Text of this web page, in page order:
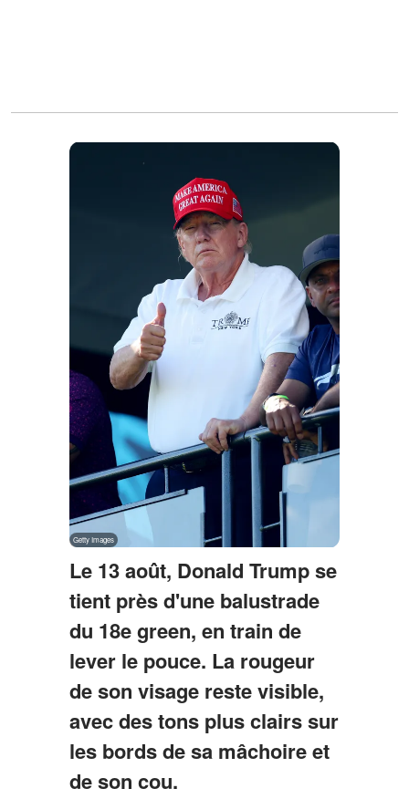
Le 13 août, Donald Trump se
tient près d'une balustrade
du 18e green, en train de
lever le pouce. La rougeur
de son visage reste visible,
avec des tons plus clairs sur
les bords de sa mâchoire et
de son cou.